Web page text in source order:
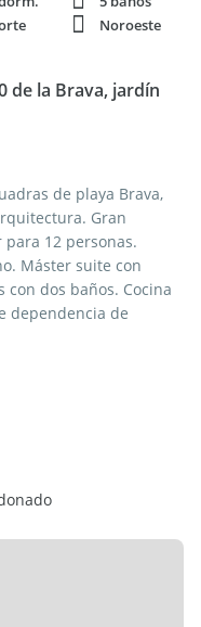
Noroeste
de la Brava, jardín
de playa Brava,
Gran
12 personas.
Máster suite con
dos baños. Cocina
dependencia de
cercada, con
Más de 6.000
y jardín parquizado.